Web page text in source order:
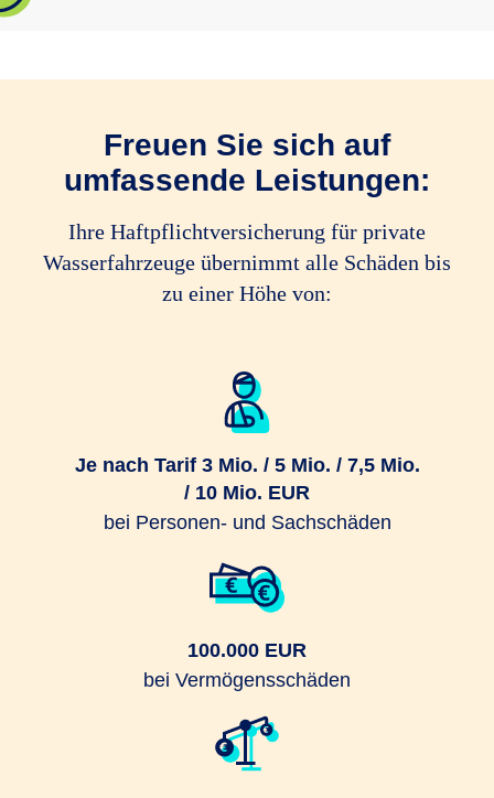
Freuen Sie sich auf
umfassende Leistungen:
Ihre Haftpflichtversicherung für private
Wasserfahrzeuge übernimmt alle Schäden bis
zu einer Höhe von:
Je nach Tarif 3 Mio. / 5 Mio. / 7,5 Mio.
/ 10 Mio. EUR
bei Personen- und Sachschäden
100.000 EUR
bei Vermögensschäden